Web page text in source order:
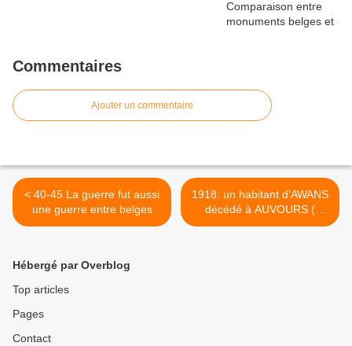
Commentaires
Ajouter un commentaire
< 40-45 La guerre fut aussi
une guerre entre belges
1918: un habitant d'AWANS
décédé à AUVOURS (
FRANCE ) >
Hébergé par Overblog
Top articles
Pages
Contact